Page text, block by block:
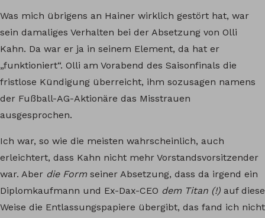
Was mich übrigens an Hainer wirklich gestört hat, war
sein damaliges Verhalten bei der Absetzung von Olli
Kahn. Da war er ja in seinem Element, da hat er
„funktioniert“. Olli am Vorabend des Saisonfinals die
fristlose Kündigung überreicht, ihm sozusagen namens
der Fußball-AG-Aktionäre das Misstrauen
ausgesprochen.
Ich war, so wie die meisten wahrscheinlich, auch
erleichtert, dass Kahn nicht mehr Vorstandsvorsitzender
war. Aber die Formseiner Absetzung, dass da irgend ein
Diplomkaufmann und Ex-Dax-CEO dem Titan (!) auf diese
Weise die Entlassungspapiere übergibt, das fand ich nicht